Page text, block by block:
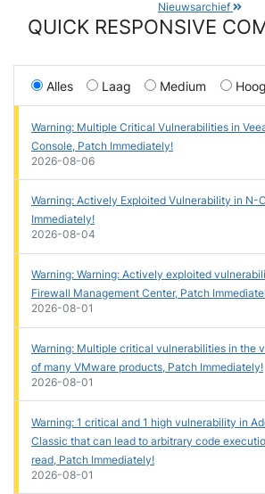
Nieuwsarchief
QUICK RESPONSIVE
Alles Laag Medium Hoog
Warning: Multiple Critical Vulnerabilities in
Console, Patch Immediately!
2026-08-06
Warning: Actively Exploited Vulnerability in N-
Immediately!
2026-08-04
Warning: Warning: Actively exploited
Firewall Management Center, Patch
2026-08-01
Warning: Multiple critical vulnerabilities in the
of many VMware products, Patch Immediately!
2026-08-01
Warning: 1 critical and 1 high vulnerability in
Classic that can lead to arbitrary code
read, Patch Immediately!
2026-08-01